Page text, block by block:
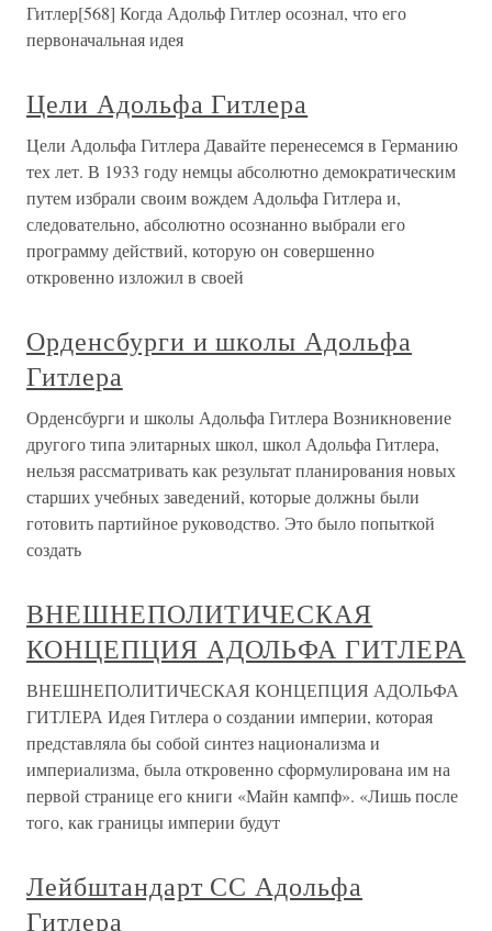
Гитлер[568] Когда Адольф Гитлер осознал, что его
первоначальная идея
Цели Адольфа Гитлера
Цели Адольфа Гитлера Давайте перенесемся в Германию
тех лет. В 1933 году немцы абсолютно демократическим
путем избрали своим вождем Адольфа Гитлера и,
следовательно, абсолютно осознанно выбрали его
программу действий, которую он совершенно
откровенно изложил в своей
Орденсбурги и школы Адольфа
Гитлера
Орденсбурги и школы Адольфа Гитлера Возникновение
другого типа элитарных школ, школ Адольфа Гитлера,
нельзя рассматривать как результат планирования новых
старших учебных заведений, которые должны были
готовить партийное руководство. Это было попыткой
создать
ВНЕШНЕПОЛИТИЧЕСКАЯ
КОНЦЕПЦИЯ АДОЛЬФА ГИТЛЕРА
ВНЕШНЕПОЛИТИЧЕСКАЯ КОНЦЕПЦИЯ АДОЛЬФА
ГИТЛЕРА Идея Гитлера о создании империи, которая
представляла бы собой синтез национализма и
империализма, была откровенно сформулирована им на
первой странице его книги «Майн кампф». «Лишь после
того, как границы империи будут
Лейбштандарт СС Адольфа
Гитлера